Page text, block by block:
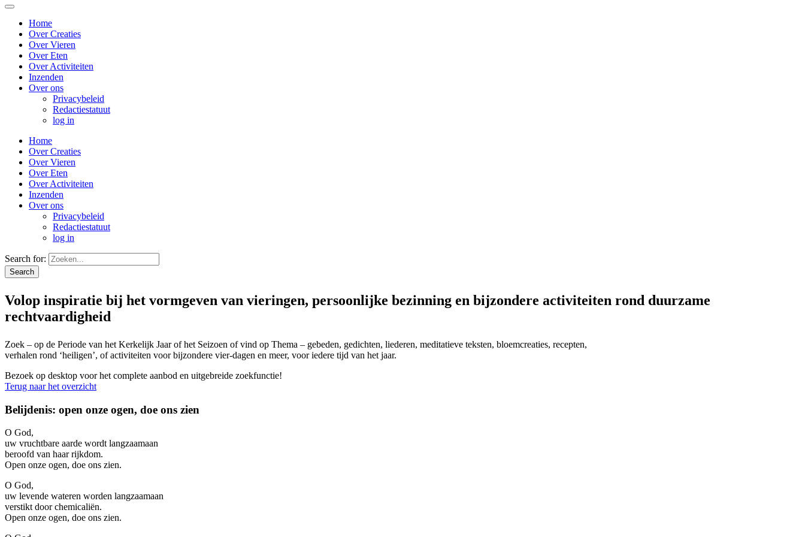
Home
Over Creaties
Over Vieren
Over Eten
Over Activiteiten
Inzenden
Over ons
Privacybeleid
Redactiestatuut
log in
Home
Over Creaties
Over Vieren
Over Eten
Over Activiteiten
Inzenden
Over ons
Privacybeleid
Redactiestatuut
log in
Search for:
Volop inspiratie bij het vormgeven van vieringen, persoonlijke bezinning en bijzondere activiteiten rond duurzame
rechtvaardigheid
Zoek – op de Periode van het Kerkelijk Jaar of het Seizoen of vind op Thema – gebeden, gedichten, liederen, meditatieve teksten, bloemcreaties, recepten,
verhalen rond ‘heiligen’, of activiteiten voor bijzondere vier-dagen en meer, voor iedere tijd van het jaar.
Bezoek op desktop voor het complete aanbod en uitgebreide zoekfunctie!
Terug naar het overzicht
Belijdenis: open onze ogen, doe ons zien
O God,
uw vruchtbare aarde wordt langzaamaan
beroofd van haar rijkdom.
Open onze ogen, doe ons zien.
O God,
uw levende wateren worden langzaamaan
verstikt door chemicaliën.
Open onze ogen, doe ons zien.